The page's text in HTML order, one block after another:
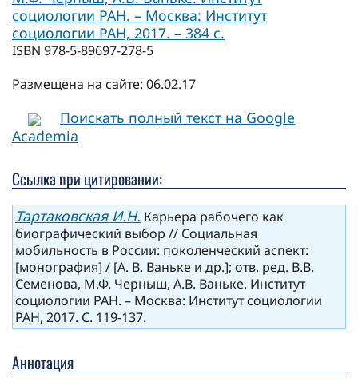
социологии РАН. – Москва: Институт
социологии РАН, 2017. – 384 с.
ISBN 978-5-89697-278-5
Размещена на сайте: 06.02.17
Поискать полный текст на Google
Academia
Ссылка при цитировании:
Тартаковская И.Н. Карьера рабочего как
биографический выбор // Социальная
мобильность в России: поколенческий аспект:
[монография] / [А. В. Ваньке и др.]; отв. ред. В.В.
Семенова, М.Ф. Черныш, А.В. Ваньке. Институт
социологии РАН. – Москва: Институт социологии
РАН, 2017. С. 119-137.
Аннотация